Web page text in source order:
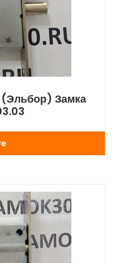
(Эльбор) Замка